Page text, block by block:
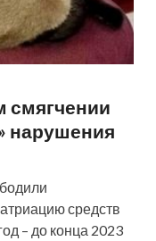
смягчении
нарушения
средств
– до конца 2023